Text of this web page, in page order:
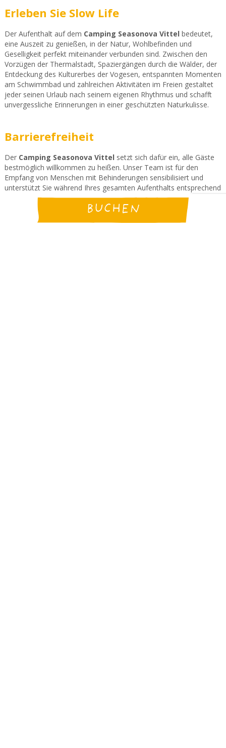
Erleben Sie Slow Life
Der Aufenthalt auf dem Camping Seasonova Vittel bedeutet,
eine Auszeit zu genießen, in der Natur, Wohlbefinden und
Geselligkeit perfekt miteinander verbunden sind. Zwischen den
Vorzügen der Thermalstadt, Spaziergängen durch die Wälder, der
Entdeckung des Kulturerbes der Vogesen, entspannten Momenten
am Schwimmbad und zahlreichen Aktivitäten im Freien gestaltet
jeder seinen Urlaub nach seinem eigenen Rhythmus und schafft
unvergessliche Erinnerungen in einer geschützten Naturkulisse.
Barrierefreiheit
Der Camping Seasonova Vittel setzt sich dafür ein, alle Gäste
bestmöglich willkommen zu heißen. Unser Team ist für den
Empfang von Menschen mit Behinderungen sensibilisiert und
unterstützt Sie während Ihres gesamten Aufenthalts entsprechend
Ihrer individuellen Bedürfnisse.
Detaillierte Informationen zur Barrierefreiheit des Campingplatzes,
zu den vorhandenen Einrichtungen sowie zu den Angeboten für
BUCHEN